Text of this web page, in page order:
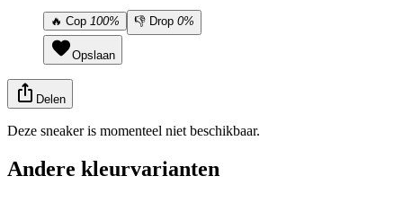
🔥 Cop 100% 👎 Drop 0%
Opslaan
Delen
Deze sneaker is momenteel niet beschikbaar.
Andere kleurvarianten